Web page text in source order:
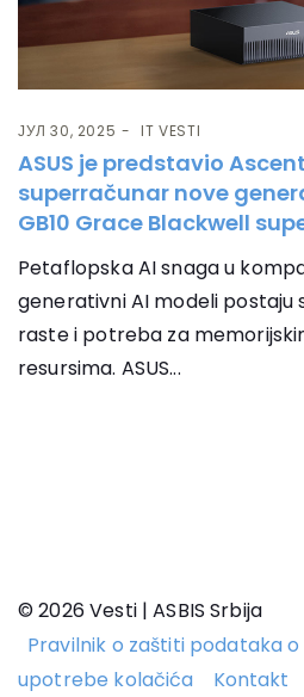
ЈУЛ 30, 2025 IT VESTI
ASUS je predstavio Ascent
superračunar nove
GB10 Grace Blackwell
Petaflopska AI snaga u
generativni AI modeli postaju
raste i potreba za
resursima. ASUS...
© 2026 Vesti | ASBIS Srbija
Pravilnik o zaštiti podataka
upotrebe kolačića
Kontakt